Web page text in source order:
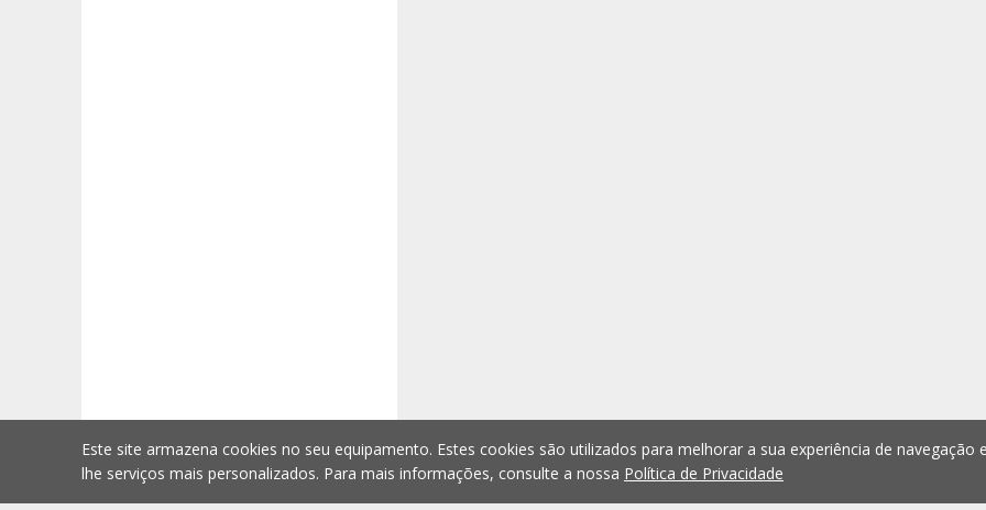
Este site armazena cookies no seu equipamento. Estes cookies são utilizados para melhorar a sua experiência de navegação
lhe serviços mais personalizados. Para mais informações, consulte a nossa Política de Privacidade